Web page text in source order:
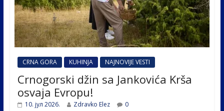
CRNA GORA KUHINJA NAJNOVIJE VESTI
Crnogorski džin sa Jankovića Krša
osvaja Evropu!
10. јул 2026. Zdravko Elez 0